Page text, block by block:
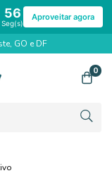
56
Seg(s)
Aproveitar agora
GO e DF
0